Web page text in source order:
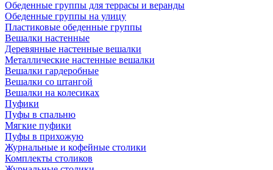
Обеденные группы для террасы и веранды
Обеденные группы на улицу
Пластиковые обеденные группы
Вешалки настенные
Деревянные настенные вешалки
Металлические настенные вешалки
Вешалки гардеробные
Вешалки со штангой
Вешалки на колесиках
Пуфики
Пуфы в спальню
Мягкие пуфики
Пуфы в прихожую
Журнальные и кофейные столики
Комплекты столиков